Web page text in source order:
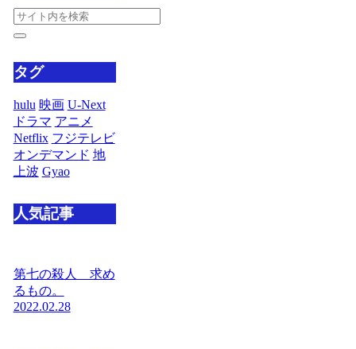
タグ
hulu 映画 U-Next
ドラマ アニメ
Netflix フジテレビ
オンデマンド 地
上波 Gyao
人気記事
第七の殺人 求め
るもの。
2022.02.28